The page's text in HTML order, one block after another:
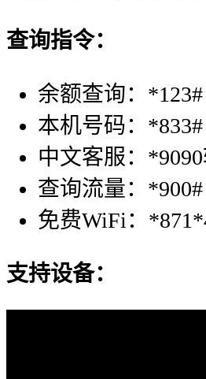
查询指令：
余额查询：*123#
本机号码：*833#
中文客服：
查询流量：*900#
免费WiFi：
支持设备：